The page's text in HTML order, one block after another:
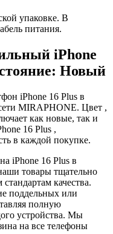
упаковке. В
питания.
iPhone
Новый
iPhone 16 Plus в
MIRAPHONE. Цвет ,
как новые, так и
16 Plus ,
в каждой покупке.
iPhone 16 Plus в
товары тщательно
качества.
поддельных или
полную
устройства. Мы
на все телефоны